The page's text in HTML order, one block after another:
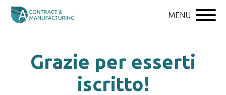
MENU
Grazie per esserti
iscritto!